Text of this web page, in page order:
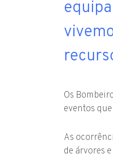
Os
eventos
As
de árvores